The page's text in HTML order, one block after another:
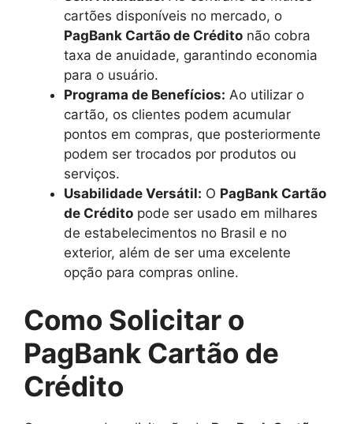
cartões disponíveis no mercado, o
PagBank Cartão de Crédito não cobra
taxa de anuidade, garantindo economia
para o usuário.
Programa de Benefícios: Ao utilizar o
cartão, os clientes podem acumular
pontos em compras, que posteriormente
podem ser trocados por produtos ou
serviços.
Usabilidade Versátil: O PagBank Cartão
de Crédito pode ser usado em milhares
de estabelecimentos no Brasil e no
exterior, além de ser uma excelente
opção para compras online.
Como Solicitar o
PagBank Cartão de
Crédito